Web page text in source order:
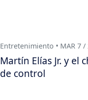
Entretenimiento • MAR 7 /
Martín Elías Jr. y el
de control